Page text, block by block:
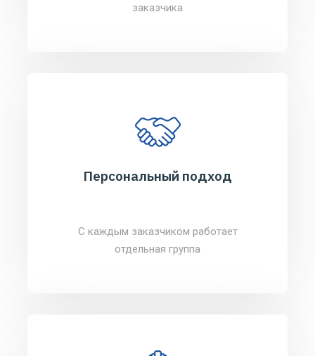
заказчика
Персональный подход
С каждым заказчиком работает
отдельная группа